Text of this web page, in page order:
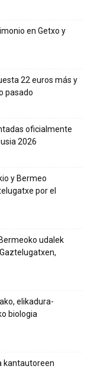
en Getxo y
22 euros más y
pasado
oficialmente
2026
y Bermeo
por el
udalek
elikadura-
biologia
kantautoreen